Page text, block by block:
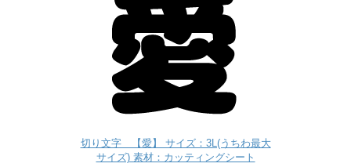
切り文字 【愛】 サイズ：3L(うちわ最大
サイズ) 素材：カッティングシート